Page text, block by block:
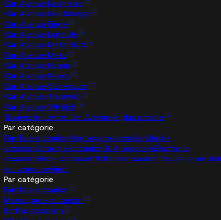
Car Avenue Lesménils
Car Avenue Leudelange
Car Avenue Liege
Car Avenue Lunéville
Car Avenue Metz Nord
Car Avenue Metz
Car Avenue Namur
Car Avenue Nancy
Car Avenue Sarrebourg
Car Avenue Thionville
Car Avenue Wittlich
Trouvez le centre Car Avenue le plus proche
Par catégorie
Familiale occasionMonospace occasionBerline
occasionCitadine occasionSUV occasionÉlectrique
occasionBreak occasionUtilitaire occasionTrouvez le
qui vous convient
Par catégorie
Familiale occasion
Monospace occasion
Berline occasion